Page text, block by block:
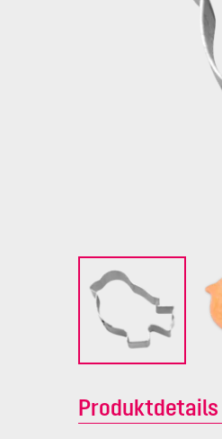
Produktdetails